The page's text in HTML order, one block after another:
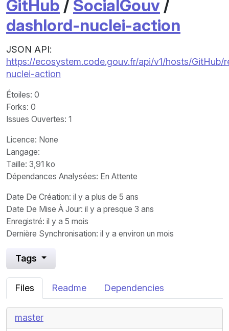
GitHub / SocialGouv /
dashlord-nuclei-action
JSON API:
https://ecosystem.code.gouv.fr/api/v1/hosts/
nuclei-action
Étoiles: 0
Forks: 0
Issues Ouvertes: 1
Licence: None
Langage:
Taille: 3,91 ko
Dépendances Analysées: En Attente
Date De Création: il y a plus de 5 ans
Date De Mise À Jour: il y a presque 3 ans
Enregistré: il y a 5 mois
Dernière Synchronisation: il y a environ un mois
Tags
Files Readme Dependencies
master